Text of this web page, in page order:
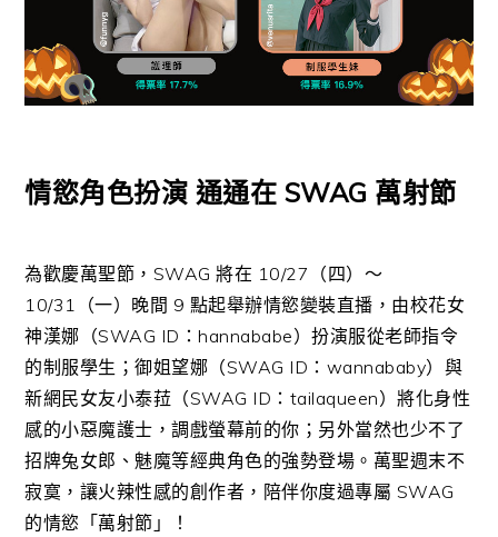
情慾角色扮演 通通在 SWAG 萬射節
為歡慶萬聖節，SWAG 將在 10/27（四）～
10/31（一）晚間 9 點起舉辦情慾變裝直播，由校花女
神漢娜（SWAG ID：hannababe）扮演服從老師指令
的制服學生；御姐望娜（SWAG ID：wannababy）與
新網民女友小泰菈（SWAG ID：tailaqueen）將化身性
感的小惡魔護士，調戲螢幕前的你；另外當然也少不了
招牌兔女郎、魅魔等經典角色的強勢登場。萬聖週末不
寂寞，讓火辣性感的創作者，陪伴你度過專屬 SWAG
的情慾「萬射節」！